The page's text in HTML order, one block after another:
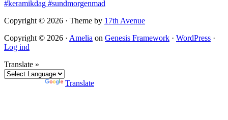
Copyright © 2026 · Theme by 17th Avenue
Copyright © 2026 · Amelia on Genesis Framework · WordPress ·
Log ind
Translate »
Translate